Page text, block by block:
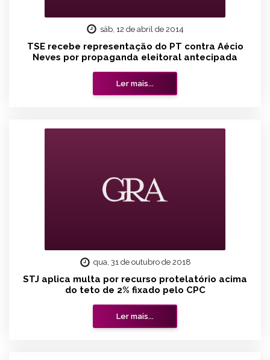
sáb, 12 de abril de 2014
TSE recebe representação do PT contra Aécio
Neves por propaganda eleitoral antecipada
Ler mais...
qua, 31 de outubro de 2018
STJ aplica multa por recurso protelatório acima
do teto de 2% fixado pelo CPC
Ler mais...